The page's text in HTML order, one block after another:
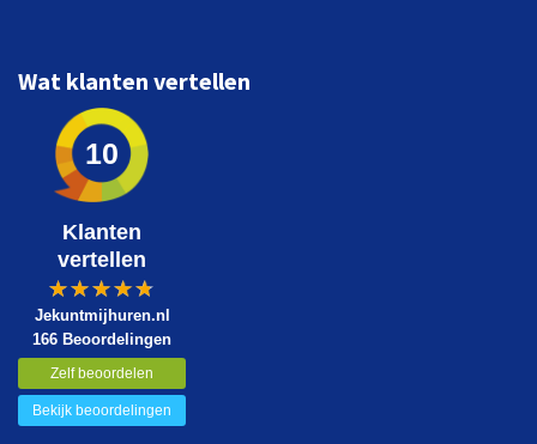
Wat klanten vertellen
10
Klanten
vertellen
Jekuntmijhuren.nl
166 Beoordelingen
Zelf beoordelen
Bekijk beoordelingen